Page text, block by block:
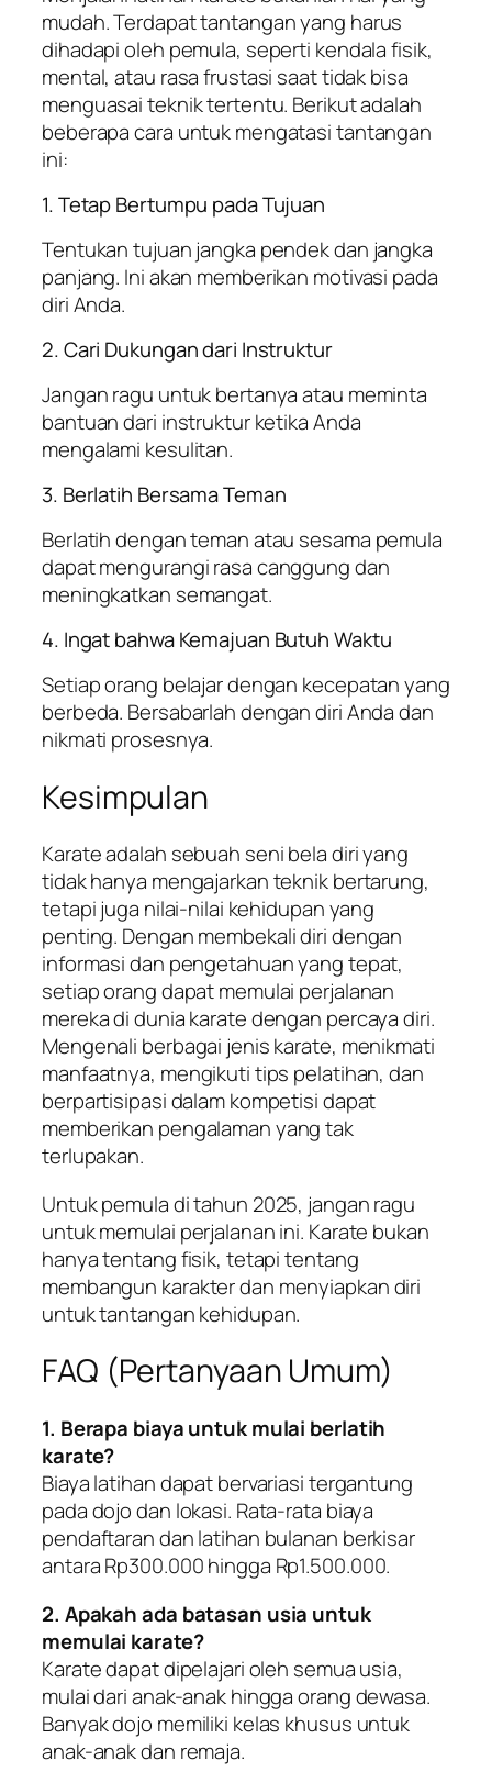
mudah. Terdapat tantangan yang harus
dihadapi oleh pemula, seperti kendala fisik,
mental, atau rasa frustasi saat tidak bisa
menguasai teknik tertentu. Berikut adalah
beberapa cara untuk mengatasi tantangan
ini:
1. Tetap Bertumpu pada Tujuan
Tentukan tujuan jangka pendek dan jangka
panjang. Ini akan memberikan motivasi pada
diri Anda.
2. Cari Dukungan dari Instruktur
Jangan ragu untuk bertanya atau meminta
bantuan dari instruktur ketika Anda
mengalami kesulitan.
3. Berlatih Bersama Teman
Berlatih dengan teman atau sesama pemula
dapat mengurangi rasa canggung dan
meningkatkan semangat.
4. Ingat bahwa Kemajuan Butuh Waktu
Setiap orang belajar dengan kecepatan yang
berbeda. Bersabarlah dengan diri Anda dan
nikmati prosesnya.
Kesimpulan
Karate adalah sebuah seni bela diri yang
tidak hanya mengajarkan teknik bertarung,
tetapi juga nilai-nilai kehidupan yang
penting. Dengan membekali diri dengan
informasi dan pengetahuan yang tepat,
setiap orang dapat memulai perjalanan
mereka di dunia karate dengan percaya diri.
Mengenali berbagai jenis karate, menikmati
manfaatnya, mengikuti tips pelatihan, dan
berpartisipasi dalam kompetisi dapat
memberikan pengalaman yang tak
terlupakan.
Untuk pemula di tahun 2025, jangan ragu
untuk memulai perjalanan ini. Karate bukan
hanya tentang fisik, tetapi tentang
membangun karakter dan menyiapkan diri
untuk tantangan kehidupan.
FAQ (Pertanyaan Umum)
1. Berapa biaya untuk mulai berlatih
karate?
Biaya latihan dapat bervariasi tergantung
pada dojo dan lokasi. Rata-rata biaya
pendaftaran dan latihan bulanan berkisar
antara Rp300.000 hingga Rp1.500.000.
2. Apakah ada batasan usia untuk
memulai karate?
Karate dapat dipelajari oleh semua usia,
mulai dari anak-anak hingga orang dewasa.
Banyak dojo memiliki kelas khusus untuk
anak-anak dan remaja.